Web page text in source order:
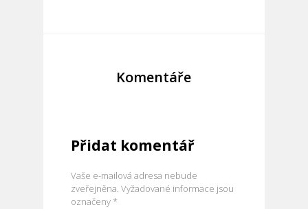
Komentáře
Přidat komentář
Vaše e-mailová adresa nebude
zveřejněna. Vyžadované informace jsou
označeny*